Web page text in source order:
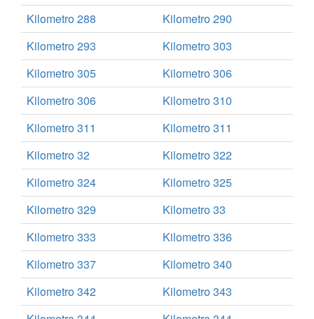
Kilometro 288
Kilometro 290
Kilometro 293
Kilometro 303
Kilometro 305
Kilometro 306
Kilometro 306
Kilometro 310
Kilometro 311
Kilometro 311
Kilometro 32
Kilometro 322
Kilometro 324
Kilometro 325
Kilometro 329
Kilometro 33
Kilometro 333
Kilometro 336
Kilometro 337
Kilometro 340
Kilometro 342
Kilometro 343